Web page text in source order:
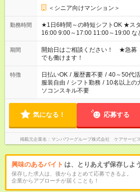
＜シニア向けマンション＞
勤務時間
★1日6時間～の時短シフトOK ★スタート時間選べます！ 7:00～
16:00 9:00～17:00 11:00～19:00 など 残業な
場合、他のお仕事と合わせ週40時
ん ※法令に基づき、週20時間以上
となります ※労働者派遣法（日雇い
短時間・短期間の就業はご案内が難
期間
開始日はご相談ください！ ★急
でも働けます！
特徴 日払いOK / 履歴書不要 / 40～50代
服装自由 / シフト勤務 / 10名以上の
ソコンスキル不要
気になる！ 応募する
掲載元企業名 マンパワーグループ株式会社 ケアサービ
興味のあるバイト は、とりあえず保存しよ
保存した求人は、後からまとめて応募できるよ。
企業からアプローチが届くことも！